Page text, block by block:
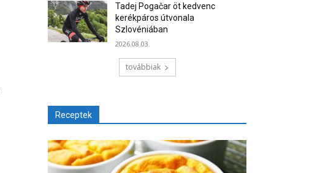
Tadej Pogačar öt kedvenc
kerékpáros útvonala
Szlovéniában
2026.08.03.
továbbiak
Receptek